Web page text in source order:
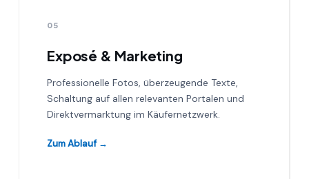
05
Exposé & Marketing
Professionelle Fotos, überzeugende Texte,
Schaltung auf allen relevanten Portalen und
Direktvermarktung im Käufernetzwerk.
Zum Ablauf →